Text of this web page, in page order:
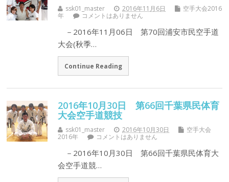
ssk01_master 2016年11月6日
空手大会2016
年
コメントはありません
－2016年11月06日 第70回浦安市民空手道
大会(秋季…
Continue Reading
2016年10月30日 第66回千葉県民体育
大会空手道競技
ssk01_master 2016年10月30日
空手大会
2016年
コメントはありません
－2016年10月30日 第66回千葉県民体育大
会空手道競…